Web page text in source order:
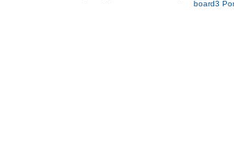
board3